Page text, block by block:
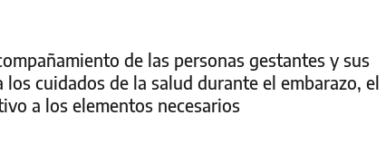
de las personas gestantes y sus
cuidados de la salud durante el embarazo, el
a los elementos necesarios